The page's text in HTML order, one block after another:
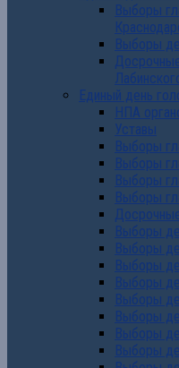
Выборы
Выборы
Единый день
НПА
Уставы
Выборы
Выборы
Выборы
Выборы
Выборы
Выборы
Выборы
Выборы
Выборы
Выборы
Выборы
Выборы